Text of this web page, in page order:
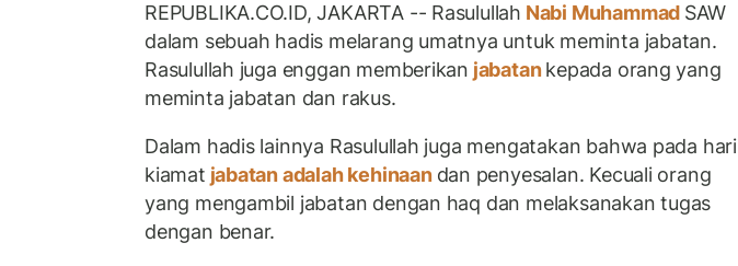
REPUBLIKA.CO.ID, JAKARTA -- Rasulullah Nabi Muhammad SAW
dalam sebuah hadis melarang umatnya untuk meminta jabatan.
Rasulullah juga enggan memberikan jabatankepada orang yang
meminta jabatan dan rakus.
Dalam hadis lainnya Rasulullah juga mengatakan bahwa pada hari
kiamat jabatan adalah kehinaan dan penyesalan. Kecuali orang
yang mengambil jabatan dengan haq dan melaksanakan tugas
dengan benar.